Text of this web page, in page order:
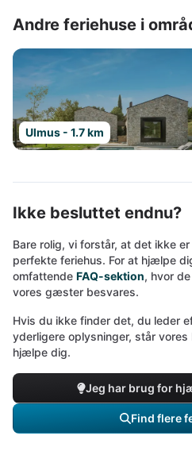
Andre feriehuse i
Ulmus - 1.7 km
Ikke besluttet endnu?
Bare rolig, vi forstår, at det ikke
perfekte feriehus. For at hjælpe
omfattende FAQ-sektion, hvor
vores gæster besvares.
Hvis du ikke finder det, du leder
yderligere oplysninger, står
hjælpe dig.
Jeg har brug for
Find flere